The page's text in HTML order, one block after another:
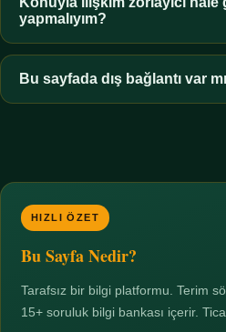
zorunluluktur.
yapmalıyım?
Zaman sınırı koyun,
profesyonel destek alın. Türkiye'de
mevcuttur; yardım istemek güçlü
Bu sayfada dış bağlantı var
HIZLI ÖZET
Bu Sayfa Nedir?
Tarafsız bir bilgi platformu. Terim
15+ soruluk bilgi bankası içerir.